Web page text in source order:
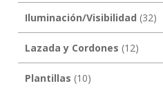
Iluminación/Visibilidad (32)
Lazada y Cordones (12)
Plantillas (10)